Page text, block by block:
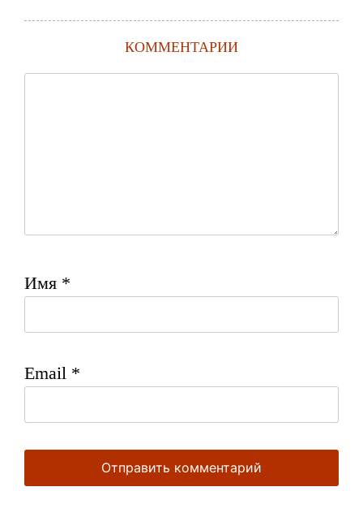
КОММЕНТАРИИ
Имя *
Email *